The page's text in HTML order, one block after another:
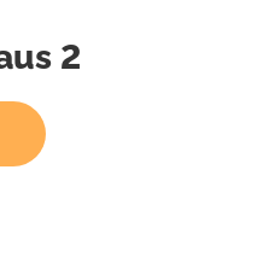
2